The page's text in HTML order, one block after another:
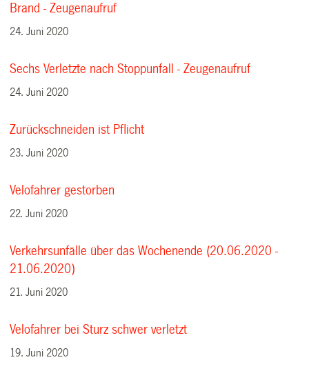
Brand - Zeugenaufruf
24. Juni 2020
Sechs Verletzte nach Stoppunfall - Zeugenaufruf
24. Juni 2020
Zurückschneiden ist Pflicht
23. Juni 2020
Velofahrer gestorben
22. Juni 2020
Verkehrsunfälle über das Wochenende (20.06.2020 -
21.06.2020)
21. Juni 2020
Velofahrer bei Sturz schwer verletzt
19. Juni 2020